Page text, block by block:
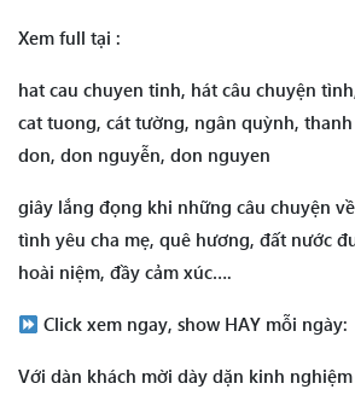
Xem full tại :
hat cau chuyen tinh, hát câu chuyện
cat tuong, cát tường, ngân quỳnh,
don, don nguyễn, don nguyen
giây lắng đọng khi những câu chuyện
tình yêu cha mẹ, quê hương, đất nước
hoài niệm, đầy cảm xúc….
Click xem ngay, show HAY mỗi ngày:
Với dàn khách mời dày dặn kinh